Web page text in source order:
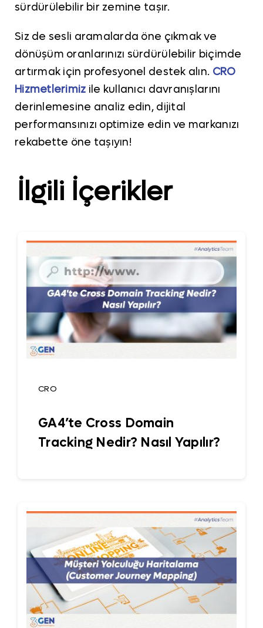
sürdürülebilir bir zemine taşır.
Siz de sesli aramalarda öne çıkmak ve
dönüşüm oranlarınızı sürdürülebilir biçimde
artırmak için profesyonel destek alın. CRO
Hizmetlerimiz ile kullanıcı davranışlarını
derinlemesine analiz edin, dijital
performansınızı optimize edin ve markanızı
rekabette öne taşıyın!
İlgili İçerikler
CRO
GA4’te Cross Domain
Tracking Nedir? Nasıl Yapılır?